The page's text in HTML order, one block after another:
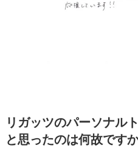
リガッツのパーソナル
と思ったのは何故です